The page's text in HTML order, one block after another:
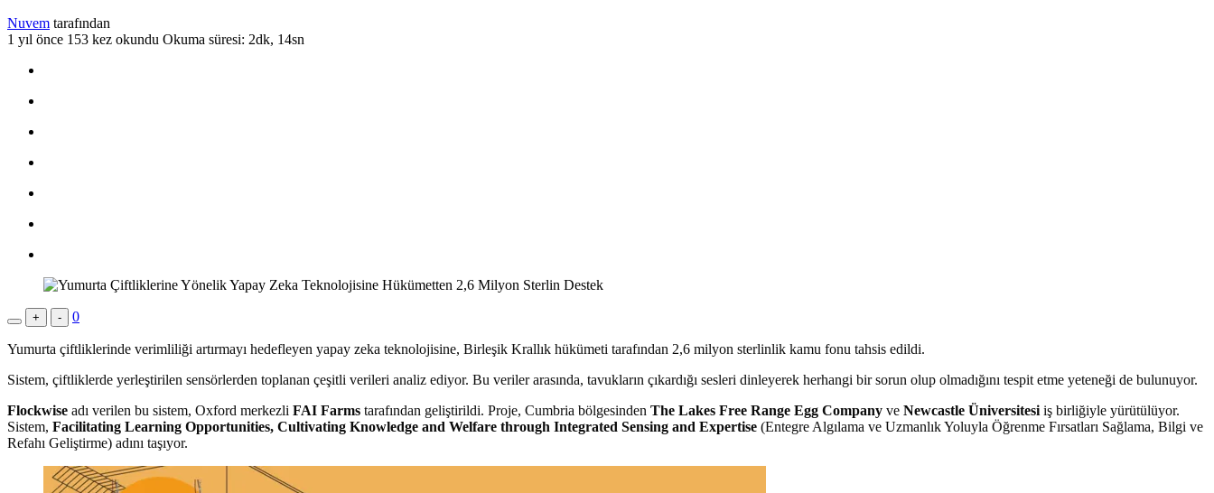
Nuvem tarafından
1 yıl önce 153 kez okundu Okuma süresi: 2dk, 14sn
+ - 0
Yumurta çiftliklerinde verimliliği artırmayı hedefleyen yapay zeka teknolojisine, Birleşik Krallık hükümeti tarafından 2,6 milyon sterlinlik kamu fonu tahsis edildi.
Sistem, çiftliklerde yerleştirilen sensörlerden toplanan çeşitli verileri analiz ediyor. Bu veriler arasında, tavukların çıkardığı sesleri dinleyerek herhangi bir sorun olup olmadığını tespit etme yeteneği de bulunuyor.
Flockwise adı verilen bu sistem, Oxford merkezli FAI Farms tarafından geliştirildi. Proje, Cumbria bölgesinden The Lakes Free Range Egg Company ve Newcastle Üniversitesi iş birliğiyle yürütülüyor.
Sistem, Facilitating Learning Opportunities, Cultivating Knowledge and Welfare through Integrated Sensing and Expertise (Entegre Algılama ve Uzmanlık Yoluyla Öğrenme Fırsatları Sağlama, Bilgi ve
Refahı Geliştirme) adını taşıyor.